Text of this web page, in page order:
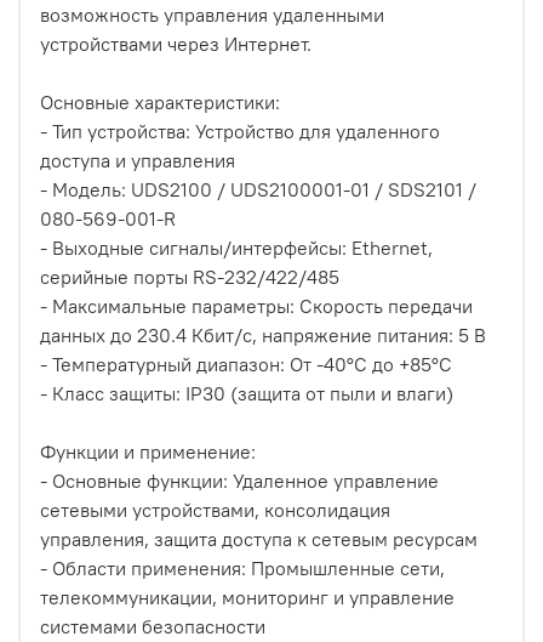
возможность управления удаленными
устройствами через Интернет.
Основные характеристики:
- Тип устройства: Устройство для удаленного
доступа и управления
- Модель: UDS2100 / UDS2100001-01 / SDS2101 /
080-569-001-R
- Выходные сигналы/интерфейсы: Ethernet,
серийные порты RS-232/422/485
- Максимальные параметры: Скорость передачи
данных до 230.4 Кбит/с, напряжение питания: 5 В
- Температурный диапазон: От -40°C до +85°C
- Класс защиты: IP30 (защита от пыли и влаги)
Функции и применение:
- Основные функции: Удаленное управление
сетевыми устройствами, консолидация
управления, защита доступа к сетевым ресурсам
- Области применения: Промышленные сети,
телекоммуникации, мониторинг и управление
системами безопасности